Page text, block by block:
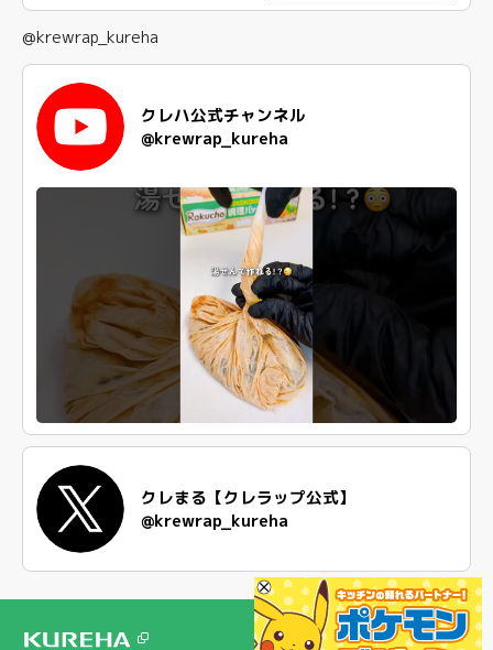
@krewrap_kureha
クレハ公式チャンネル
@krewrap_kureha
クレまる【クレラップ公式】
@krewrap_kureha